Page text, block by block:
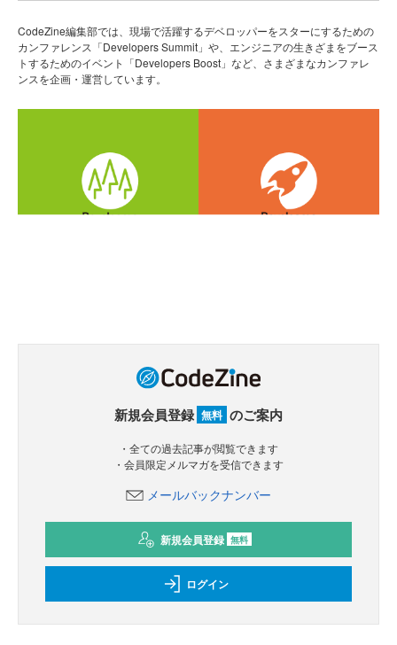
CodeZine編集部では、現場で活躍するデベロッパーをスターにするための
カンファレンス「Developers Summit」や、エンジニアの生きざまをブース
トするためのイベント「Developers Boost」など、さまざまなカンファレ
ンスを企画・運営しています。
新規会員登録 無料 のご案内
・全ての過去記事が閲覧できます
・会員限定メルマガを受信できます
メールバックナンバー
新規会員登録 無料
ログイン